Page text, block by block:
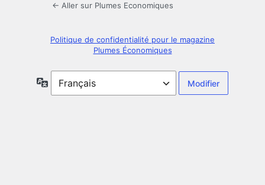
← Aller sur Plumes Economiques
Politique de confidentialité pour le magazine
Plumes Économiques
Langue